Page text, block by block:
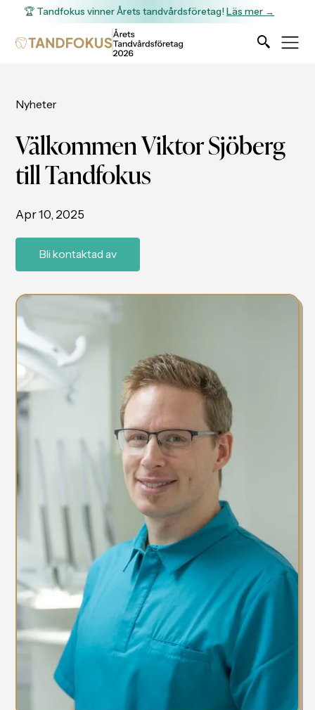
🏆 Tandfokus vinner Årets tandvårdsföretag!Läs mer →
Nyheter
Välkommen Viktor Sjöberg
till Tandfokus
Apr 10, 2025
Bli kontaktad av